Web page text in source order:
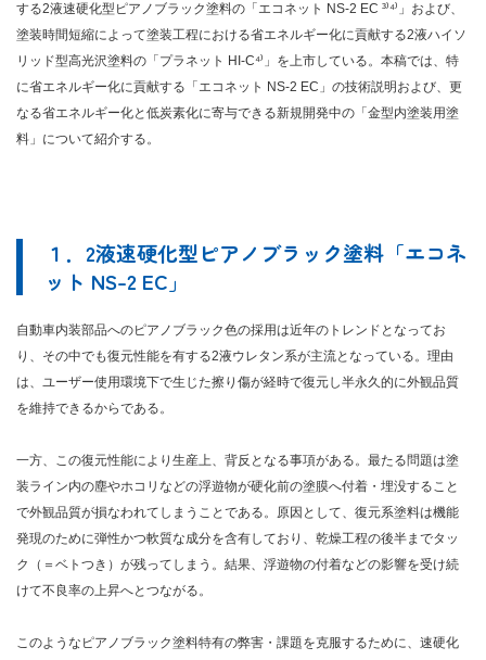
する2液速硬化型ピアノブラック塗料の「エコネット NS-2 EC ³⁾⁴⁾」および、
塗装時間短縮によって塗装工程における省エネルギー化に貢献する2液ハイソ
リッド型高光沢塗料の「プラネット HI-C⁴⁾」を上市している。本稿では、特
に省エネルギー化に貢献する「エコネット NS-2 EC」の技術説明および、更
なる省エネルギー化と低炭素化に寄与できる新規開発中の「金型内塗装用塗
料」について紹介する。
１．2液速硬化型ピアノブラック塗料「エコネ
ット NS-2 EC」
自動車内装部品へのピアノブラック色の採用は近年のトレンドとなってお
り、その中でも復元性能を有する2液ウレタン系が主流となっている。理由
は、ユーザー使用環境下で生じた擦り傷が経時で復元し半永久的に外観品質
を維持できるからである。
一方、この復元性能により生産上、背反となる事項がある。最たる問題は塗
装ライン内の塵やホコリなどの浮遊物が硬化前の塗膜へ付着・埋没すること
で外観品質が損なわれてしまうことである。原因として、復元系塗料は機能
発現のために弾性かつ軟質な成分を含有しており、乾燥工程の後半までタッ
ク（＝ベトつき）が残ってしまう。結果、浮遊物の付着などの影響を受け続
けて不良率の上昇へとつながる。
このようなピアノブラック塗料特有の弊害・課題を克服するために、速硬化